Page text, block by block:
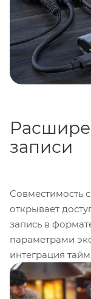
инструментам,
записи
Совместимость
открывает
запись в
параметрами
интеграция
видеопоток.
для студийной